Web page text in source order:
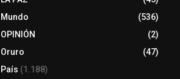
Mundo
(536)
OPINIÓN
(2)
Oruro
(47)
País (1.188)